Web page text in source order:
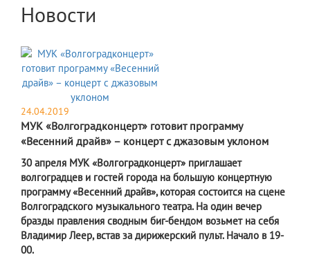
Новости
24.04.2019
МУК «Волгоградконцерт» готовит программу
«Весенний драйв» – концерт с джазовым уклоном
30 апреля МУК «Волгоградконцерт» приглашает
волгоградцев и гостей города на большую концертную
программу «Весенний драйв», которая состоится на сцене
Волгоградского музыкального театра. На один вечер
бразды правления сводным биг-бендом возьмет на себя
Владимир Леер, встав за дирижерский пульт. Начало в 19-
00.